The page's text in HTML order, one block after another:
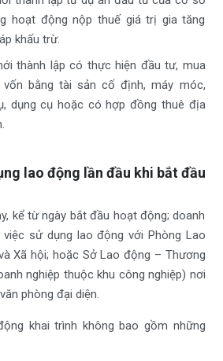
hoạt động nộp thuế giá trị gia tăng
khấu trừ.
thành lập có thực hiện đầu tư, mua
vốn bằng tài sản cố định, máy móc,
dụng cụ hoặc có hợp đồng thuê địa
lao động lần đầu khi bắt đầu
kể từ ngày bắt đầu hoạt động; doanh
việc sử dụng lao động với Phòng Lao
Xã hội; hoặc Sở Lao động – Thương
nghiệp thuộc khu công nghiệp) nơi
phòng đại diện.
khai trình không bao gồm những